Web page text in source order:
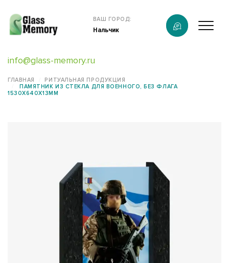
info@glass-memory.ru
ВАШ ГОРОД:
Нальчик
Продукция
Наши работы
информация
Контакты
ГЛАВНАЯ
РИТУАЛЬНАЯ ПРОДУКЦИЯ
ПАМЯТНИК ИЗ СТЕКЛА ДЛЯ ВОЕННОГО, БЕЗ ФЛАГА
1530Х640Х13ММ